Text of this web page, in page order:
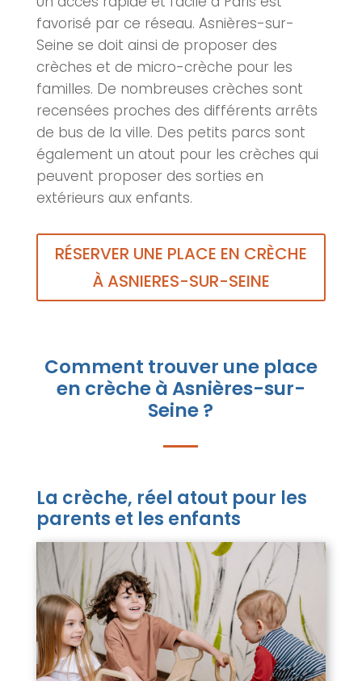
favorisé par ce réseau. Asnières-sur-
Seine se doit ainsi de proposer des
crèches et de micro-crèche pour les
familles. De nombreuses crèches sont
recensées proches des différents arrêts
de bus de la ville. Des petits parcs sont
également un atout pour les crèches qui
peuvent proposer des sorties en
extérieurs aux enfants.
RÉSERVER UNE PLACE EN CRÈCHE
À ASNIERES-SUR-SEINE
Comment trouver une place
en crèche à Asnières-sur-
Seine ?
La crèche, réel atout pour les
parents et les enfants